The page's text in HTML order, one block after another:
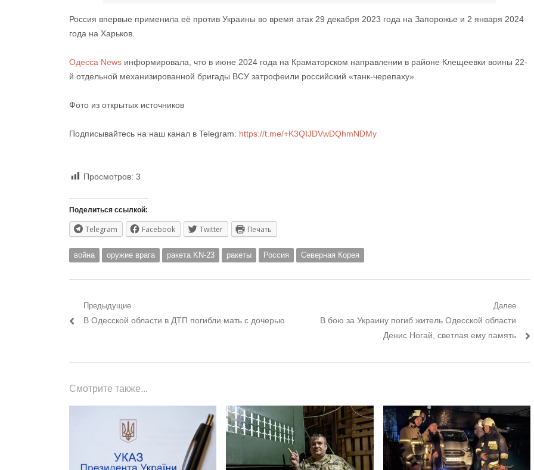
Россия впервые применила её против Украины во время атак 29 декабря 2023 года на Запорожье и 2 января 2024
года на Харьков.
Одесса News информировала, что в июне 2024 года на Краматорском направлении в районе Клещеевки воины 22-
й отдельной механизированной бригады ВСУ затрофеили российский «танк-черепаху».
Фото из открытых источников
Подписывайтесь на наш канал в Telegram: https://t.me/+K3QIJDVwDQhmNDMy
Просмотров: 3
Поделиться ссылкой:
Telegram Facebook Twitter Печать
война оружие врага ракета KN-23 ракеты Россия Северная Корея
Навигация
по
Предыдущие
Предыдущий
В Одесской области в ДТП погибли мать с дочерью
Далее
Следующий
В бою за Украину погиб житель Одесской области
Денис Ногай, светлая ему память
Смотрите также...